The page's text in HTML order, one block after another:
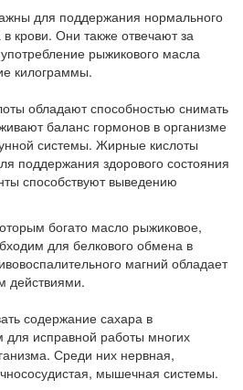
для поддержания нормального
крови. Они также отвечают за
рыжикового масла
килограммы.
обладают способностью снимать
баланс гормонов в организме
системы. Жирные кислоты
поддержания здорового состояния
способствуют выведению
богато масло рыжиковое,
для белкового обмена в
магний обладает
действиями.
содержание сахара в
исправной работы многих
Среди них нервная,
мышечная системы.